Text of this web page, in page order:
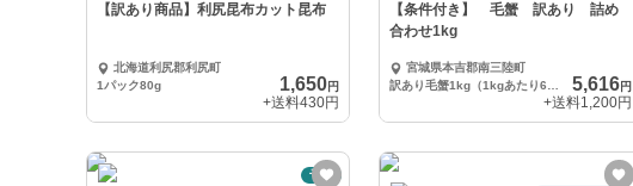
【訳あり商品】利尻昆布カット昆布
北海道利尻郡利尻町
1パック80g
1,650円
+送料430円
【条件付き】 毛蟹 訳あり 詰め
合わせ1kg
宮城県本吉郡南三陸町
5,616円
+送料1,200円
予約